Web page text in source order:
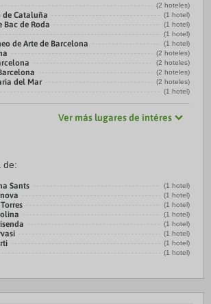
(2 hoteles)
de Cataluña (1 hotel)
Bac de Roda (1 hotel)
(1 hotel)
de Arte de Barcelona (1 hotel)
(2 hoteles)
(2 hoteles)
(2 hoteles)
del Mar (2 hoteles)
(1 hotel)
Ver más lugares de intéres
de:
Sants (1 hotel)
(1 hotel)
(1 hotel)
(1 hotel)
(1 hotel)
(1 hotel)
(1 hotel)
(1 hotel)